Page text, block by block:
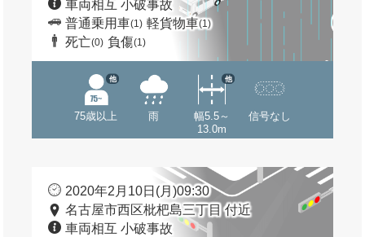
車両相互 小破事故
普通乗用車(1) 軽貨物車(1)
死亡(0) 負傷(1)
75歳以上
他
雨
幅5.5～
13.0m
他
信号なし
2020年2月10日(月)09:30
名古屋市西区枇杷島三丁目 付近
車両相互 小破事故